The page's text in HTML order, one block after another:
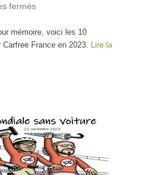
fermés
mémoire, voici les 10
France en 2023. Lire la